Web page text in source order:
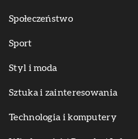
Społeczeństwo
Sport
Styl i moda
Sztuka i zainteresowania
Technologia i komputery